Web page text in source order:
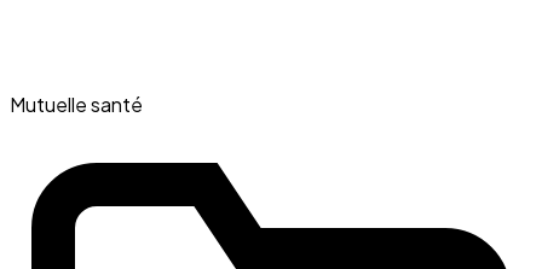
Mutuelle santé